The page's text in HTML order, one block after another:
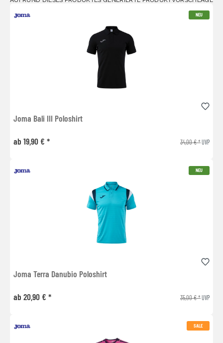
NEU
Joma Bali III Poloshirt
ab 19,90 € * 34,00 € *UVP
NEU
Joma Terra Danubio Poloshirt
ab 20,90 € * 35,00 € *UVP
SALE